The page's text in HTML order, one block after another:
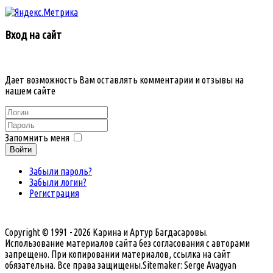
Вход на сайт
Дает возможность Вам оставлять комментарии и отзывы на
нашем сайте
Запомнить меня
Войти
Забыли пароль?
Забыли логин?
Регистрация
Copyright © 1991 - 2026 Карина и Артур Багдасаровы.
Использование материалов сайта без согласования с авторами
запрещено. При копировании материалов, ссылка на сайт
обязательна. Все права защищены.Sitemaker: Serge Avagyan